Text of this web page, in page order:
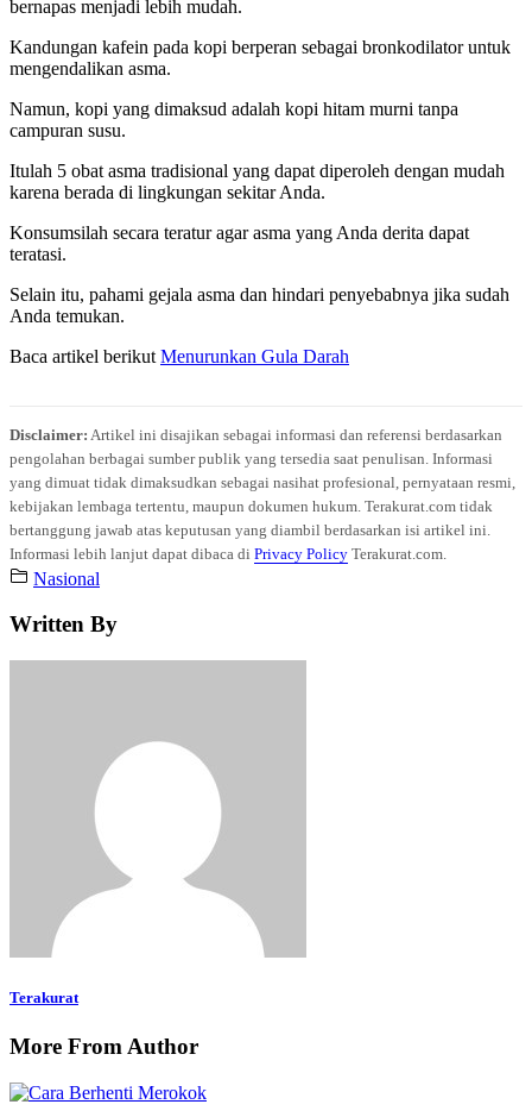
bernapas menjadi lebih mudah.
Kandungan kafein pada kopi berperan sebagai bronkodilator untuk
mengendalikan asma.
Namun, kopi yang dimaksud adalah kopi hitam murni tanpa
campuran susu.
Itulah 5 obat asma tradisional yang dapat diperoleh dengan mudah
karena berada di lingkungan sekitar Anda.
Konsumsilah secara teratur agar asma yang Anda derita dapat
teratasi.
Selain itu, pahami gejala asma dan hindari penyebabnya jika sudah
Anda temukan.
Baca artikel berikut Menurunkan Gula Darah
Disclaimer: Artikel ini disajikan sebagai informasi dan referensi berdasarkan
pengolahan berbagai sumber publik yang tersedia saat penulisan. Informasi
yang dimuat tidak dimaksudkan sebagai nasihat profesional, pernyataan resmi,
kebijakan lembaga tertentu, maupun dokumen hukum. Terakurat.com tidak
bertanggung jawab atas keputusan yang diambil berdasarkan isi artikel ini.
Informasi lebih lanjut dapat dibaca di Privacy Policy Terakurat.com.
Nasional
Written By
Terakurat
More From Author